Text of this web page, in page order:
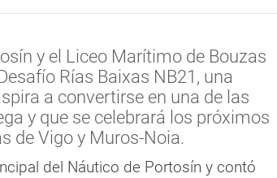
y el Liceo Marítimo de Bouzas
Rías Baixas NB21, una
a convertirse en una de las
y que se celebrará los próximos
de Vigo y Muros-Noia.
del Náutico de Portosín y contó